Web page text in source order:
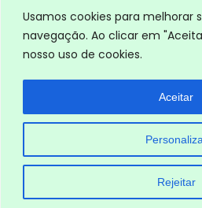
Usamos cookies para melhorar
navegação. Ao clicar em
nosso uso de cookies.
Rejeitar
Aceitar